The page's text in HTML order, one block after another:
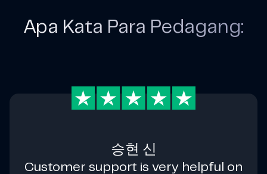
Apa Kata Para Pedagang:
승현 신
Customer support is very helpful on